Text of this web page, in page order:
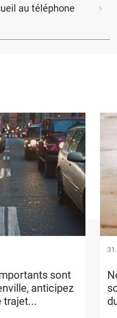
au téléphone
sont
anticipez
trajet...